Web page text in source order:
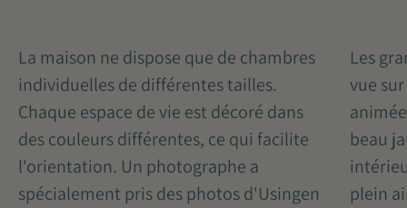
La maison ne dispose que de chambres
individuelles de différentes tailles.
Chaque espace de vie est décoré dans
des couleurs différentes, ce qui facilite
l'orientation. Un photographe a
spécialement pris des photos d'Usingen
Les
vue
beau
plein